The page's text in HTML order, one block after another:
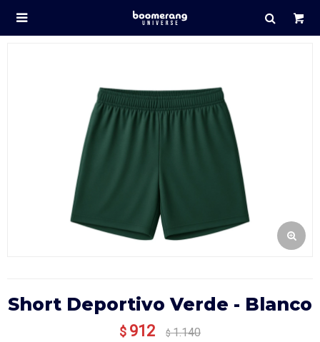

Short Deportivo Verde - Blanco
$ 912 $ 1.140